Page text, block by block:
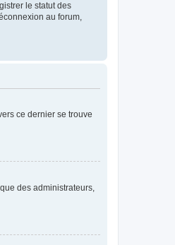
le statut des
au forum,
ce dernier se trouve
des administrateurs,